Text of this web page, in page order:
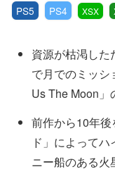
PS5 PS4 XSX
資源が枯渇した
で月でのミッ
Us The Moon」
前作から10年
ド」によって
ニー船のある火